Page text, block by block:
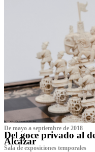
De mayo a septiembre de 2018
Del goce privado al
Alcázar
Sala de exposiciones temporales